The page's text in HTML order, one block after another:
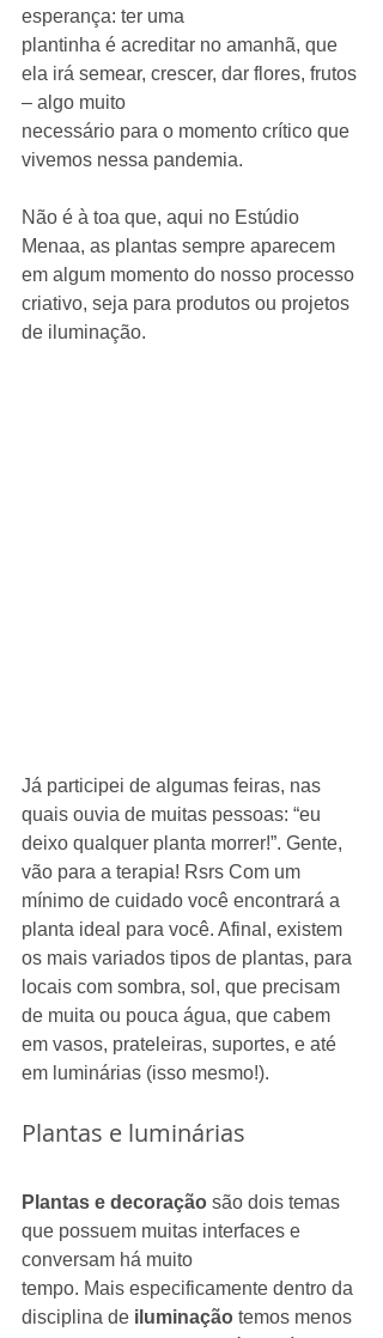
esperança: ter uma
plantinha é acreditar no amanhã, que
ela irá semear, crescer, dar flores, frutos
– algo muito
necessário para o momento crítico que
vivemos nessa pandemia.
Não é à toa que, aqui no Estúdio
Menaa, as plantas sempre aparecem
em algum momento do nosso processo
criativo, seja para produtos ou projetos
de iluminação.
Já participei de algumas feiras, nas
quais ouvia de muitas pessoas: “eu
deixo qualquer planta morrer!”. Gente,
vão para a terapia! Rsrs Com um
mínimo de cuidado você encontrará a
planta ideal para você. Afinal, existem
os mais variados tipos de plantas, para
locais com sombra, sol, que precisam
de muita ou pouca água, que cabem
em vasos, prateleiras, suportes, e até
em luminárias (isso mesmo!).
Plantas e luminárias
Plantas e decoração são dois temas
que possuem muitas interfaces e
conversam há muito
tempo. Mais especificamente dentro da
disciplina de iluminação temos menos